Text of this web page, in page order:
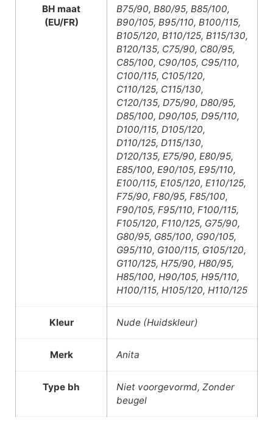
BH maat
(EU/FR)
B75/90, B80/95, B85/100,
B90/105, B95/110, B100/115,
B105/120, B110/125, B115/130,
B120/135, C75/90, C80/95,
C85/100, C90/105, C95/110,
C100/115, C105/120,
C110/125, C115/130,
C120/135, D75/90, D80/95,
D85/100, D90/105, D95/110,
D100/115, D105/120,
D110/125, D115/130,
D120/135, E75/90, E80/95,
E85/100, E90/105, E95/110,
E100/115, E105/120, E110/125,
F75/90, F80/95, F85/100,
F90/105, F95/110, F100/115,
F105/120, F110/125, G75/90,
G80/95, G85/100, G90/105,
G95/110, G100/115, G105/120,
G110/125, H75/90, H80/95,
H85/100, H90/105, H95/110,
H100/115, H105/120, H110/125
Kleur Nude (Huidskleur)
Merk Anita
Type bh
Niet voorgevormd, Zonder
beugel